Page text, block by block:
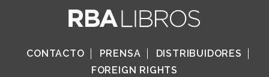
CONTACTO PRENSA
DISTRIBUIDORES
FOREIGN RIGHTS